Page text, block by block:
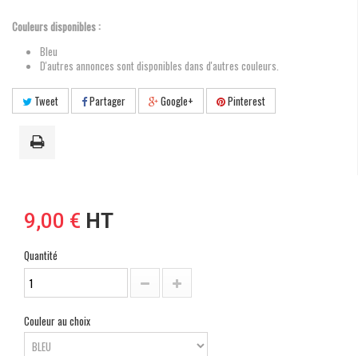
Couleurs disponibles :
Bleu
D'autres annonces sont disponibles dans d'autres couleurs.
Tweet Partager Google+ Pinterest
9,00 € HT
Quantité
Couleur au choix